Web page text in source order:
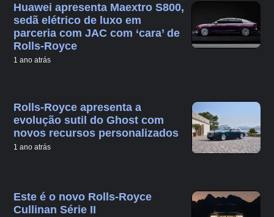
Huawei apresenta Maextro S800,
sedã elétrico de luxo em
parceria com JAC com ‘cara’ de
Rolls-Royce
1 ano atrás
Rolls-Royce apresenta a
evolução sutil do Ghost com
novos recursos personalizados
1 ano atrás
Este é o novo Rolls-Royce
Cullinan Série II